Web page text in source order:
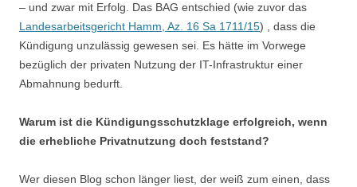
– und zwar mit Erfolg. Das BAG entschied (wie zuvor das
Landesarbeitsgericht Hamm, Az. 16 Sa 1711/15) , dass die
Kündigung unzulässig gewesen sei. Es hätte im Vorwege
bezüglich der privaten Nutzung der IT-Infrastruktur einer
Abmahnung bedurft.
Warum ist die Kündigungsschutzklage erfolgreich, wenn
die erhebliche Privatnutzung doch feststand?
Wer diesen Blog schon länger liest, der weiß zum einen, dass